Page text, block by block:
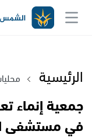
الرئيسية
جمعية إنماء
في مستشفى